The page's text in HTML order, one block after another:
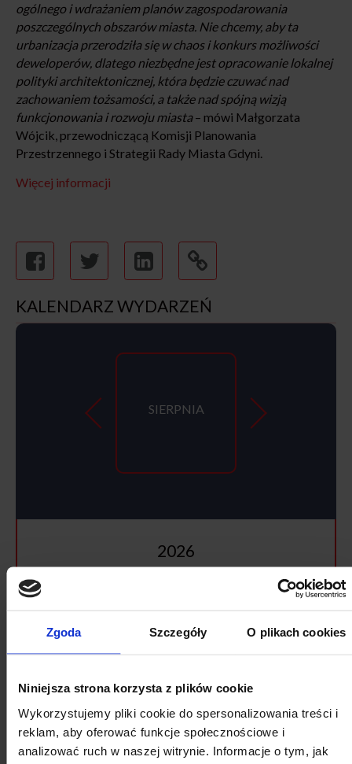
Zgoda Szczegóły O plikach cookies
Niniejsza strona korzysta z plików cookie
Wykorzystujemy pliki cookie do spersonalizowania treści i
reklam, aby oferować funkcje społecznościowe i
analizować ruch w naszej witrynie. Informacje o tym, jak
ogólnego i wdrażaniem planów zagospodarowania
poszczególnych obszarów miasta. Nie chcemy, aby ta
urbanizacja przerodziła się w chaos i konkurs możliwości
deweloperów, dlatego niezbędne jest opracowanie lokalnej
polityki architektonicznej, która będzie czuwać nad
zachowaniem tożsamości, a także nad spójną wizją
funkcjonowania i rozwoju miasta– mówi Małgorzata
Wójcik, przewodniczącą Komisji Planowania
Przestrzennego i Strategii Rady Miasta Gdyni.
Więcej informacji
KALENDARZ WYDARZEŃ
SIERPNIA
2026
Pon Cz So
Nd
3 4 5 6 7
10 11 12 13 14 15
17 18 19 20 21 22 23